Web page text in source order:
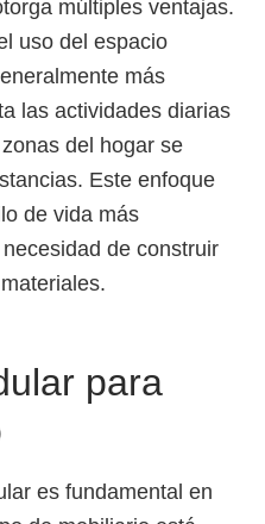
múltiples ventajas.
uso del espacio
más
las actividades diarias
del hogar se
Este enfoque
de vida más
de construir
para
es fundamental en